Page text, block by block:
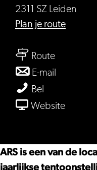
2311 SZ Leiden
Plan je routenaar
Routenaar
ARS
Beelden
E-mail
en
Leiden
Bel
en
Leiden
Websitevan
in
ARS is een van de
jaarlijkse